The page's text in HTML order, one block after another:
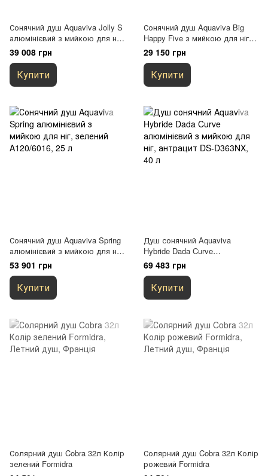
Сонячний душ Aquaviva Jolly S
алюмінієвий з мийкою для ніг,
зелений A620/6016, 22 л
39 008 грн
Купити
Сонячний душ Aquaviva Big
Happy Five з мийкою для ніг,
темно-зелений F620/6016, 36 л
29 150 грн
Купити
Сонячний душ Aquaviva Spring
алюмінієвий з мийкою для ніг,
зелений A120/6016, 25 л
53 901 грн
Купити
Душ сонячний Aquaviva
Hybride Dada Curve
алюмінієвий з мийкою для ніг,
антрацит DS-D363NX, 40 л
69 483 грн
Купити
Солярний душ Cobra 32л Колір
зелений Formidra
Солярний душ Cobra 32л Колір
рожевий Formidra